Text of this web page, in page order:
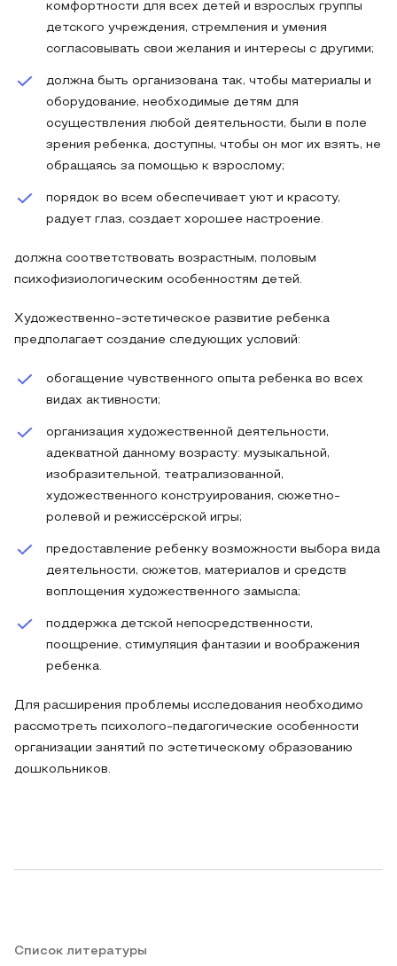
комфортности для всех детей и взрослых группы
детского учреждения, стремления и умения
согласовывать свои желания и интересы с другими;
должна быть организована так, чтобы материалы и
оборудование, необходимые детям для
осуществления любой деятельности, были в поле
зрения ребенка, доступны, чтобы он мог их взять, не
обращаясь за помощью к взрослому;
порядок во всем обеспечивает уют и красоту,
радует глаз, создает хорошее настроение.
должна соответствовать возрастным, половым
психофизиологическим особенностям детей.
Художественно-эстетическое развитие ребенка
предполагает создание следующих условий:
обогащение чувственного опыта ребенка во всех
видах активности;
организация художественной деятельности,
адекватной данному возрасту: музыкальной,
изобразительной, театрализованной,
художественного конструирования, сюжетно-
ролевой и режиссёрской игры;
предоставление ребенку возможности выбора вида
деятельности, сюжетов, материалов и средств
воплощения художественного замысла;
поддержка детской непосредственности,
поощрение, стимуляция фантазии и воображения
ребенка.
Для расширения проблемы исследования необходимо
рассмотреть психолого-педагогические особенности
организации занятий по эстетическому образованию
дошкольников.
Список литературы